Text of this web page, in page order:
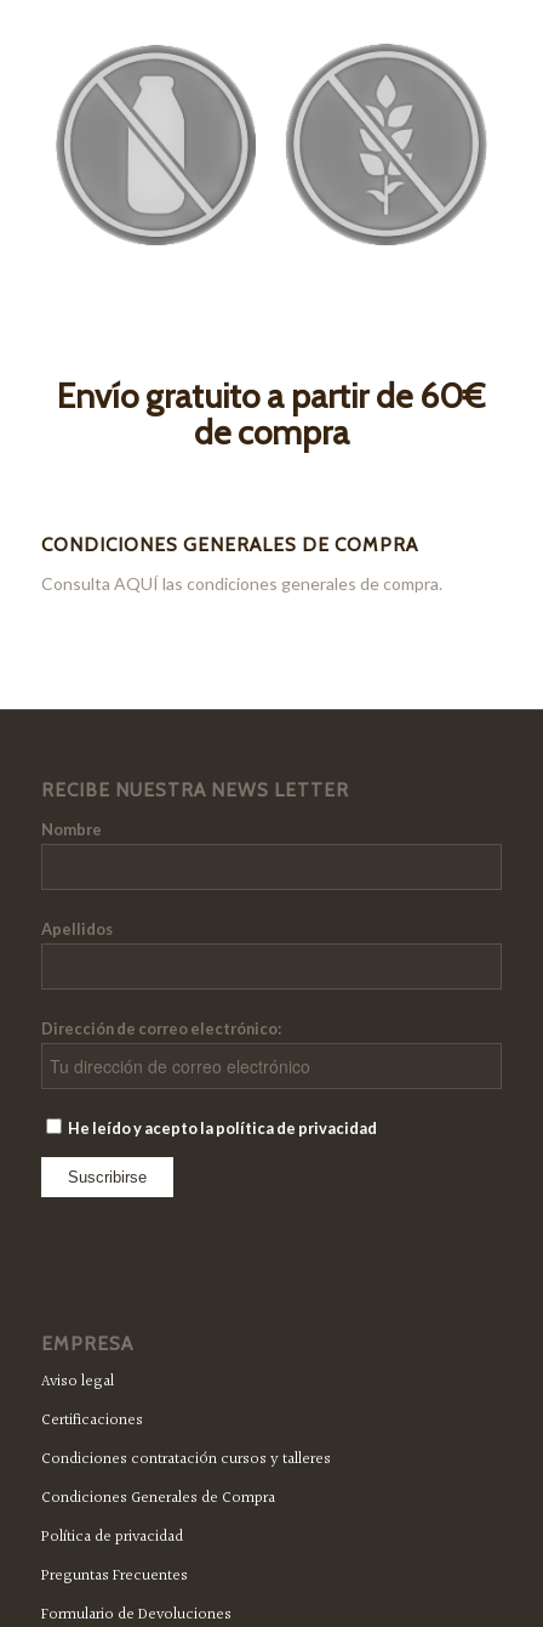
Envío gratuito a partir de 60€
de compra
CONDICIONES GENERALES DE COMPRA
Consulta AQUÍlas condiciones generales de compra.
RECIBE NUESTRA NEWS LETTER
Nombre
Apellidos
Dirección de correo electrónico:
He leído y acepto la política de privacidad
EMPRESA
Aviso legal
Certificaciones
Condiciones contratación cursos y talleres
Condiciones Generales de Compra
Política de privacidad
Preguntas Frecuentes
Formulario de Devoluciones